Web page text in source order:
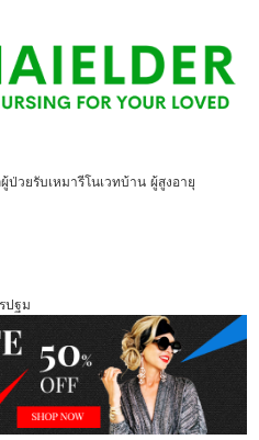
ป่วยรับเหมารีโนเวทบ้าน ผู้สูงอายุ
ปฐม